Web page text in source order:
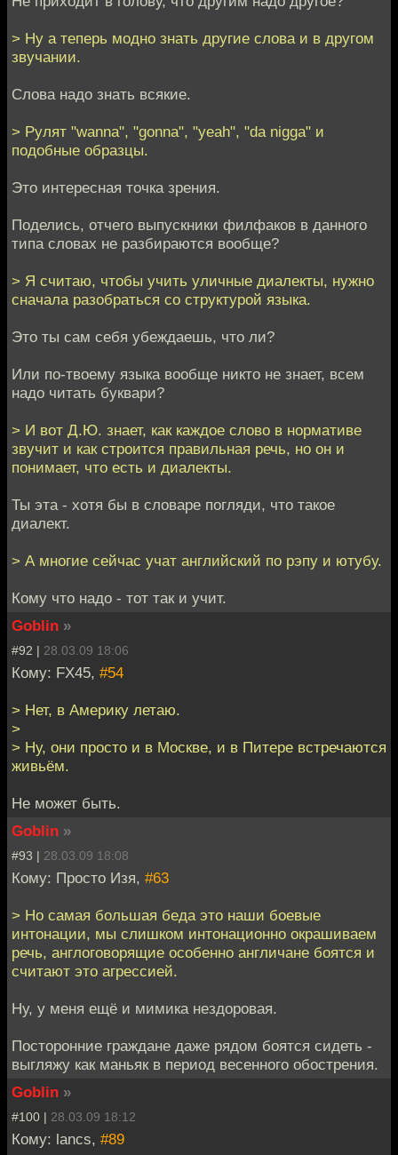
> Ну а теперь модно знать другие слова и в другом
звучании.
Слова надо знать всякие.
> Рулят "wanna", "gonna", "yeah", "da nigga" и
подобные образцы.
Это интересная точка зрения.
Поделись, отчего выпускники филфаков в данного
типа словах не разбираются вообще?
> Я считаю, чтобы учить уличные диалекты, нужно
сначала разобраться со структурой языка.
Это ты сам себя убеждаешь, что ли?
Или по-твоему языка вообще никто не знает, всем
надо читать буквари?
> И вот Д.Ю. знает, как каждое слово в нормативе
звучит и как строится правильная речь, но он и
понимает, что есть и диалекты.
Ты эта - хотя бы в словаре погляди, что такое
диалект.
> А многие сейчас учат английский по рэпу и ютубу.
Кому что надо - тот так и учит.
Goblin »
#92 | 28.03.09 18:06
Кому: FX45, #54
> Нет, в Америку летаю.
>
> Ну, они просто и в Москве, и в Питере встречаются
живьём.
Не может быть.
Goblin »
#93 | 28.03.09 18:08
Кому: Просто Изя, #63
> Но самая большая беда это наши боевые
интонации, мы слишком интонационно окрашиваем
речь, англоговорящие особенно англичане боятся и
считают это агрессией.
Ну, у меня ещё и мимика нездоровая.
Посторонние граждане даже рядом боятся сидеть -
выгляжу как маньяк в период весенного обострения.
Goblin »
#100 | 28.03.09 18:12
Кому: lancs, #89